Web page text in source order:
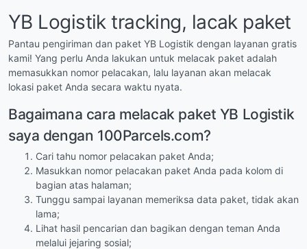
YB Logistik tracking, lacak paket
Pantau pengiriman dan paket YB Logistik dengan layanan gratis
kami! Yang perlu Anda lakukan untuk melacak paket adalah
memasukkan nomor pelacakan, lalu layanan akan melacak
lokasi paket Anda secara waktu nyata.
Bagaimana cara melacak paket YB Logistik
saya dengan 100Parcels.com?
Cari tahu nomor pelacakan paket Anda;
Masukkan nomor pelacakan paket Anda pada kolom di
bagian atas halaman;
Tunggu sampai layanan memeriksa data paket, tidak akan
lama;
Lihat hasil pencarian dan bagikan dengan teman Anda
melalui jejaring sosial;